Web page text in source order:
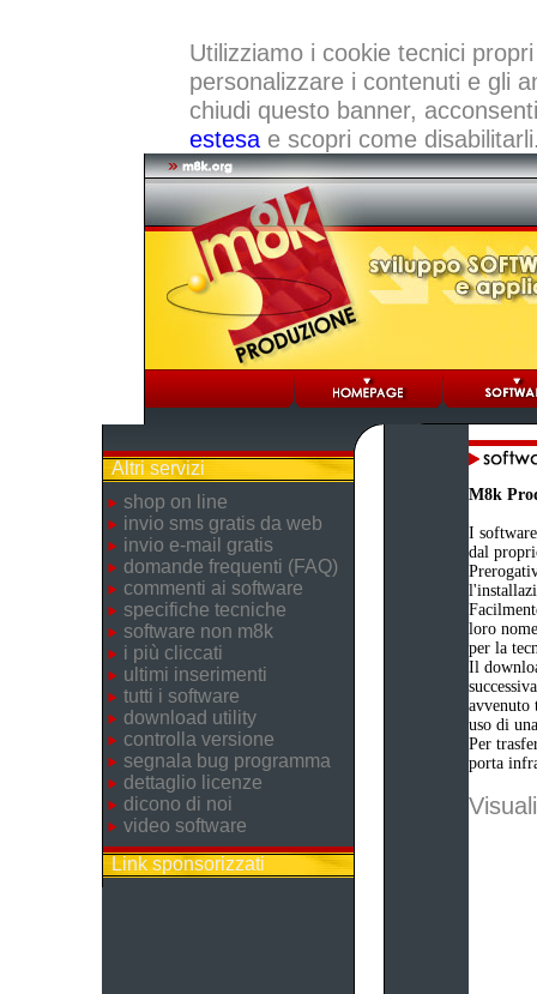
Utilizziamo i cookie tecnici
personalizzare i contenuti e gli
chiudi questo banner,
estesae scopri come
Altri servizi
shop on line
invio sms gratis da web
invio e-mail gratis
domande frequenti (FAQ)
commenti ai software
specifiche tecniche
software non m8k
i più cliccati
ultimi inserimenti
tutti i software
download utility
controlla versione
segnala bug programma
dettaglio licenze
dicono di noi
video software
Link sponsorizzati
M8k
I
dal
loro
per la
Il
avvenuto
uso di
Per
porta